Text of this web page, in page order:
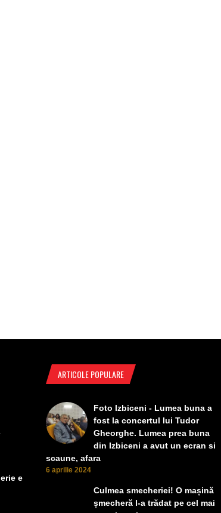
e
ARTICOLE POPULARE
Foto Izbiceni - Lumea buna a
fost la concertul lui Tudor
Gheorghe. Lumea prea buna
din Izbiceni a avut un ecran si
scaune, afara
6 aprilie 2024
Culmea smecheriei! O mașină
șmecheră l-a trădat pe cel mai